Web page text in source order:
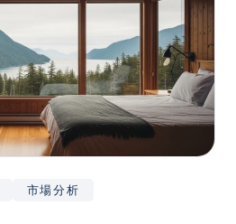
市場分析